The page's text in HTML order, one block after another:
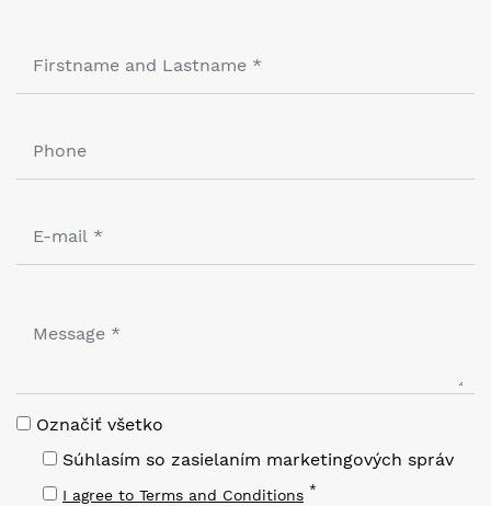
Označiť všetko
Súhlasím so zasielaním marketingových správ
I agree to Terms and Conditions *